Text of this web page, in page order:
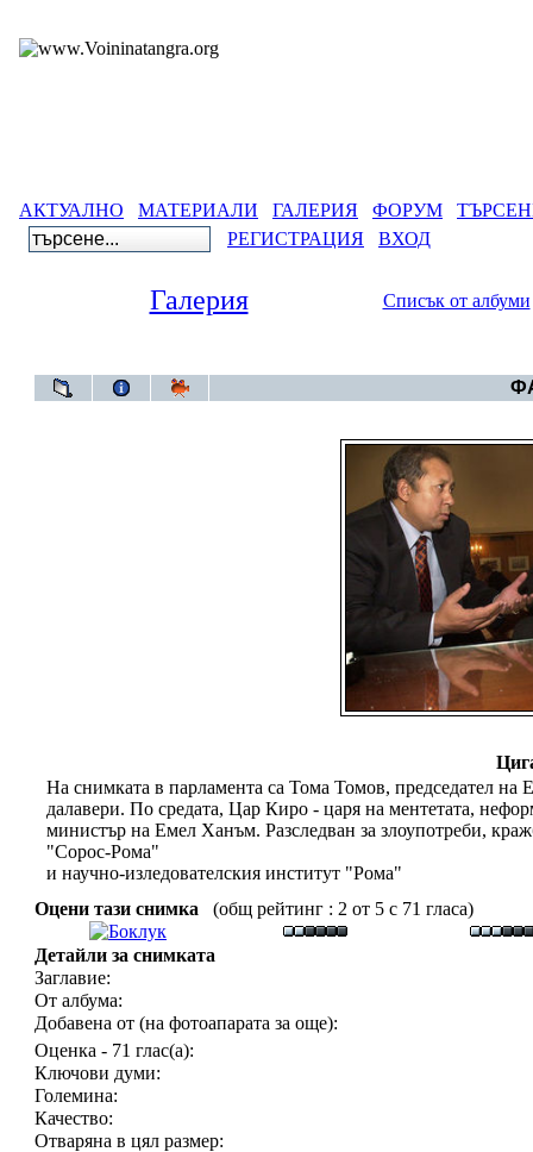
АКТУАЛНО МАТЕРИАЛИ ГАЛЕРИЯ ФОРУМ
РЕГИСТРАЦИЯ
ВХОД
Галерия Списък от албуми
На снимката в парламента са Тома Томов, председател на
далавери. По средата, Цар Киро - царя на ментетата,
министър на Емел Ханъм. Разследван за злоупотреби,
"Сорос-Рома"
и научно-изледователския институт "Рома"
Оцени тази снимка
(общ рейтинг : 2 от 5 с 71 гласа)
Детайли за снимката
Заглавие:
От албума:
Добавена от (на фотоапарата за още):
Оценка - 71 глас(а):
Ключови думи:
Големина:
Качество:
Отваряна в цял размер: